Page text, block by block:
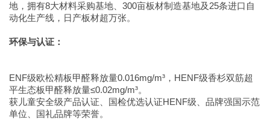
地，拥有8大材料采购基地、300亩板材制造基地及25条进口自
动化生产线，日产板材超万张。
环保与认证：
ENF级欧松精板甲醛释放量0.016mg/m³，HENF级香杉双筋超
平生态板甲醛释放量≤0.02mg/m³。
获儿童安全级产品认证、国检优选认证HENF级、品牌强国示范
单位、国礼品牌等荣誉。